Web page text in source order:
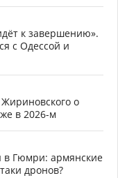
к завершению».
с Одессой и
о
в 2026-м
в Гюмри: армянские
дронов?